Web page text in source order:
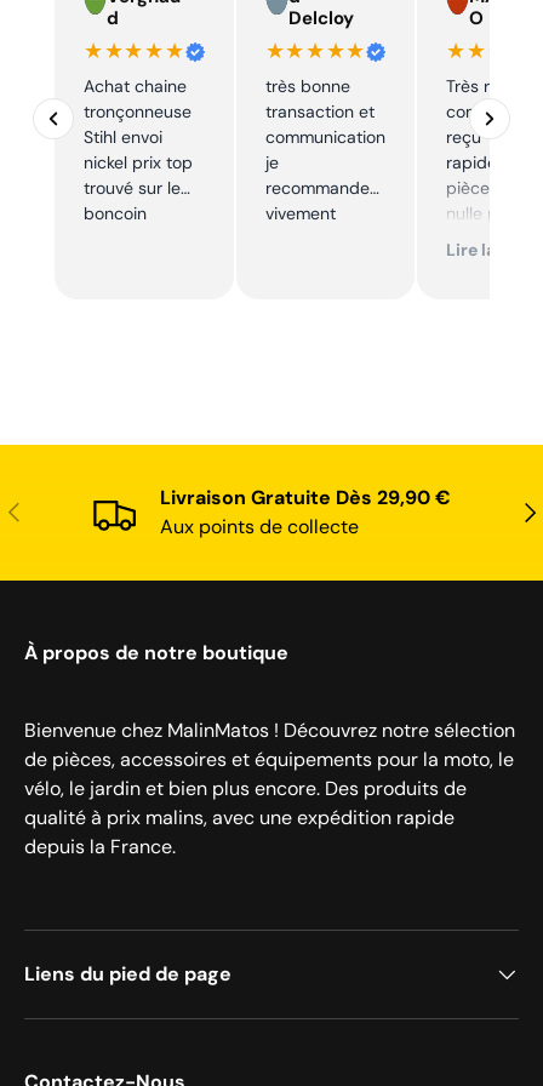
d
★★★★★
Achat chaine
tronçonneuse
Stihl envoi
nickel prix top
trouvé sur le
boncoin
Delcloy
★★★★★
très bonne
transaction et
communication
je
recommande
vivement
O
Très réactif,
commande
reçu
rapidement,
pièce
nulle part
ailleurs et
Lire la suite
Précédent
Livraison Gratuite Dès 29,90 €
Aux points de collecte
À propos de notre boutique
Bienvenue chez MalinMatos ! Découvrez notre sélection
de pièces, accessoires et équipements pour la moto, le
vélo, le jardin et bien plus encore. Des produits de
qualité à prix malins, avec une expédition rapide
depuis la France.
Liens du pied de page